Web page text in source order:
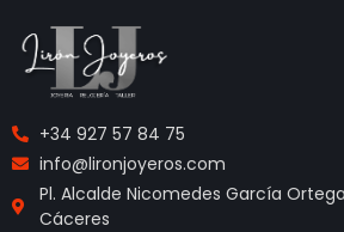
+34 927 57 84 75
info@lironjoyeros.com
Pl. Alcalde Nicomedes García
Cáceres